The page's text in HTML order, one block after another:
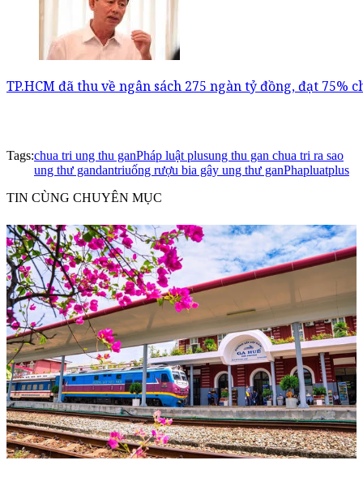
TP.HCM đã thu về ngân sách 275 ngàn tỷ đồng, đạt 75%
Tags:chua tri ung thu ganPháp luật plusung thu gan chua tri ra sao
ung thư gandantriuống rượu bia gây ung thư ganPhapluatplus
TIN CÙNG CHUYÊN MỤC